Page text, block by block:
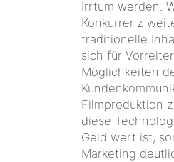
Irrtum werden.
Konkurrenz
traditionelle
sich für
Möglichkeiten
Filmproduktion
diese
Geld wert ist,
Marketing